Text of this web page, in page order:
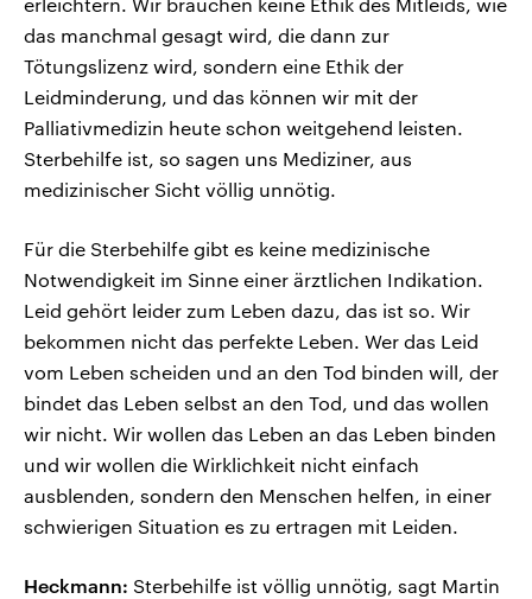
erleichtern. Wir brauchen keine Ethik des Mitleids, wie
das manchmal gesagt wird, die dann zur
Tötungslizenz wird, sondern eine Ethik der
Leidminderung, und das können wir mit der
Palliativmedizin heute schon weitgehend leisten.
Sterbehilfe ist, so sagen uns Mediziner, aus
medizinischer Sicht völlig unnötig.
Für die Sterbehilfe gibt es keine medizinische
Notwendigkeit im Sinne einer ärztlichen Indikation.
Leid gehört leider zum Leben dazu, das ist so. Wir
bekommen nicht das perfekte Leben. Wer das Leid
vom Leben scheiden und an den Tod binden will, der
bindet das Leben selbst an den Tod, und das wollen
wir nicht. Wir wollen das Leben an das Leben binden
und wir wollen die Wirklichkeit nicht einfach
ausblenden, sondern den Menschen helfen, in einer
schwierigen Situation es zu ertragen mit Leiden.
Heckmann: Sterbehilfe ist völlig unnötig, sagt Martin